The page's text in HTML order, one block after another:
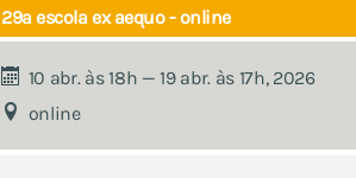
29a escola ex aequo - online
10 abr. às 18h — 19 abr. às 17h, 2026
online